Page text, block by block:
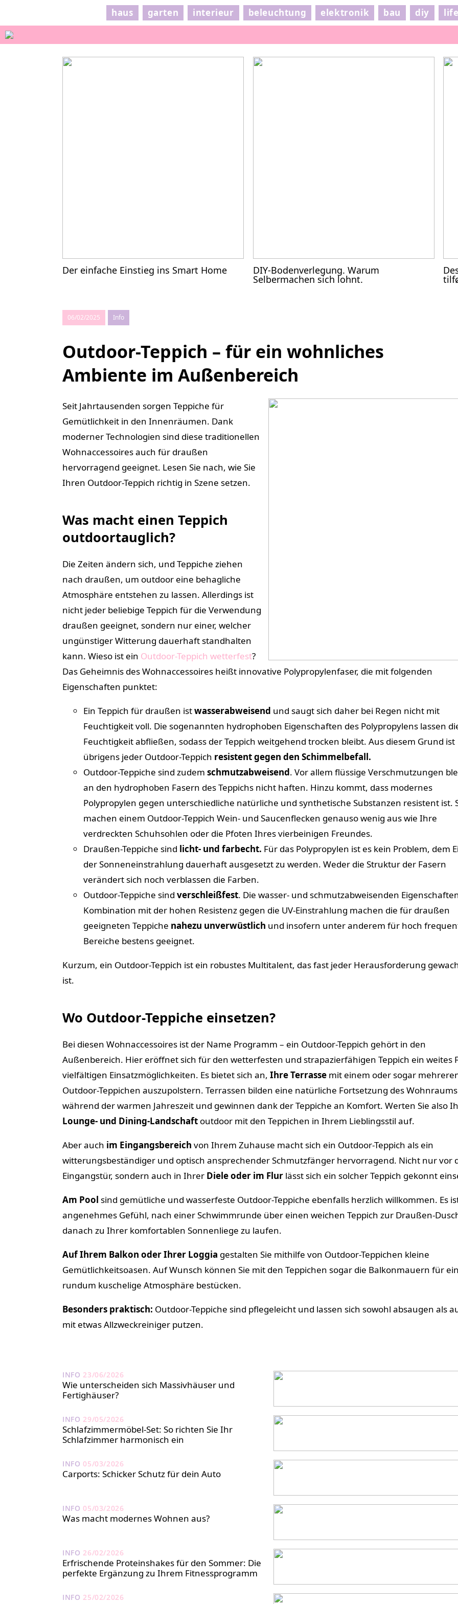
haus garten interieur beleuchtung elektronik bau diy
Der einfache Einstieg ins Smart Home DIY-Bodenverlegung. Warum
Selbermachen sich lohnt.
06/02/2025 Info
Outdoor-Teppich – für ein wohnliches
Ambiente im Außenbereich
Seit Jahrtausenden sorgen Teppiche für
Gemütlichkeit in den Innenräumen. Dank
moderner Technologien sind diese traditionellen
Wohnaccessoires auch für draußen
hervorragend geeignet. Lesen Sie nach, wie Sie
Ihren Outdoor-Teppich richtig in Szene setzen.
Was macht einen Teppich
outdoortauglich?
Die Zeiten ändern sich, und Teppiche ziehen
nach draußen, um outdoor eine behagliche
Atmosphäre entstehen zu lassen. Allerdings ist
nicht jeder beliebige Teppich für die Verwendung
draußen geeignet, sondern nur einer, welcher
ungünstiger Witterung dauerhaft standhalten
kann. Wieso ist ein Outdoor-Teppich wetterfest?
Das Geheimnis des Wohnaccessoires heißt innovative Polypropylenfaser, die mit folgenden
Eigenschaften punktet:
Ein Teppich für draußen istwasserabweisend und saugt sich daher bei Regen nicht mit
Feuchtigkeit voll. Die sogenannten hydrophoben Eigenschaften des Polypropylens lassen
Feuchtigkeit abfließen, sodass der Teppich weitgehend trocken bleibt. Aus diesem Grund ist
übrigens jeder Outdoor-Teppich resistent gegen den Schimmelbefall.
Outdoor-Teppiche sind zudemschmutzabweisend. Vor allem flüssige Verschmutzungen
an den hydrophoben Fasern des Teppichs nicht haften. Hinzu kommt, dass modernes
Polypropylen gegen unterschiedliche natürliche und synthetische Substanzen resistent ist.
machen einem Outdoor-Teppich Wein- und Saucenflecken genauso wenig aus wie Ihre
verdreckten Schuhsohlen oder die Pfoten Ihres vierbeinigen Freundes.
Draußen-Teppiche sind licht- und farbecht. Für das Polypropylen ist es kein Problem, dem
der Sonneneinstrahlung dauerhaft ausgesetzt zu werden. Weder die Struktur der Fasern
verändert sich noch verblassen die Farben.
Outdoor-Teppiche sindverschleißfest. Die wasser- und schmutzabweisenden
Kombination mit der hohen Resistenz gegen die UV-Einstrahlung machen die für draußen
geeigneten Teppiche nahezu unverwüstlich und insofern unter anderem für hoch
Bereiche bestens geeignet.
Kurzum, ein Outdoor-Teppich ist ein robustes Multitalent, das fast jeder Herausforderung
ist.
Wo Outdoor-Teppiche einsetzen?
Bei diesen Wohnaccessoires ist der Name Programm – ein Outdoor-Teppich gehört in den
Außenbereich. Hier eröffnet sich für den wetterfesten und strapazierfähigen Teppich ein weites
vielfältigen Einsatzmöglichkeiten. Es bietet sich an, Ihre Terrasse mit einem oder sogar
Outdoor-Teppichen auszupolstern. Terrassen bilden eine natürliche Fortsetzung des Wohnraums
während der warmen Jahreszeit und gewinnen dank der Teppiche an Komfort. Werten Sie also
Lounge- und Dining-Landschaft outdoor mit den Teppichen in Ihrem Lieblingsstil auf.
Aber auch im Eingangsbereich von Ihrem Zuhause macht sich ein Outdoor-Teppich als ein
witterungsbeständiger und optisch ansprechender Schmutzfänger hervorragend. Nicht nur vor
Eingangstür, sondern auch in Ihrer Diele oder im Flur lässt sich ein solcher Teppich gekonnt
Am Pool sind gemütliche und wasserfeste Outdoor-Teppiche ebenfalls herzlich willkommen. Es
angenehmes Gefühl, nach einer Schwimmrunde über einen weichen Teppich zur Draußen-
danach zu Ihrer komfortablen Sonnenliege zu laufen.
Auf Ihrem Balkon oder Ihrer Loggia gestalten Sie mithilfe von Outdoor-Teppichen kleine
Gemütlichkeitsoasen. Auf Wunsch können Sie mit den Teppichen sogar die Balkonmauern für
rundum kuschelige Atmosphäre bestücken.
Besonders praktisch: Outdoor-Teppiche sind pflegeleicht und lassen sich sowohl absaugen als
mit etwas Allzweckreiniger putzen.
INFO 23/06/2026
Wie unterscheiden sich Massivhäuser und
Fertighäuser?
INFO 29/05/2026
Schlafzimmermöbel-Set: So richten Sie Ihr
Schlafzimmer harmonisch ein
INFO 05/03/2026
Carports: Schicker Schutz für dein Auto
INFO 05/03/2026
Was macht modernes Wohnen aus?
INFO 26/02/2026
Erfrischende Proteinshakes für den Sommer: Die
perfekte Ergänzung zu Ihrem Fitnessprogramm
INFO 25/02/2026